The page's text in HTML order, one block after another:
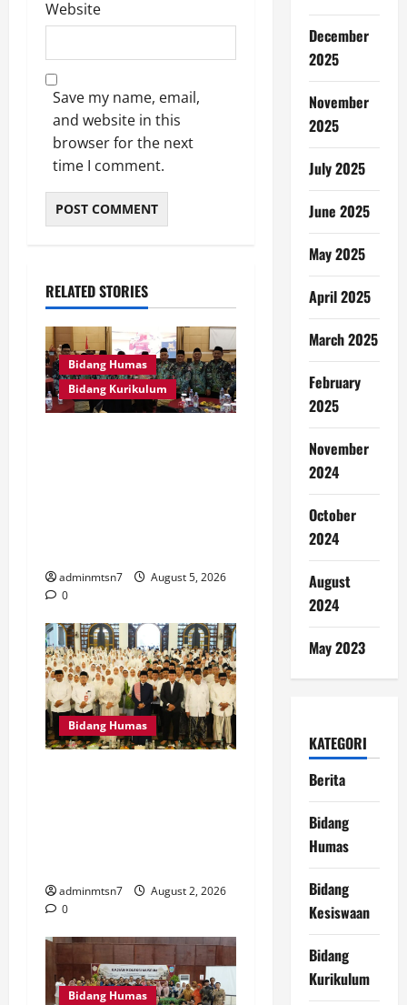
Website
Save my name, email,
and website in this
browser for the next
time I comment.
RELATED STORIES
Bidang Humas
Bidang Kurikulum
adminmtsn7
August 5, 2026
0
Bidang Humas
adminmtsn7
August 2, 2026
0
Bidang Humas
December
2025
November
2025
July 2025
June 2025
May 2025
April 2025
March 2025
February
2025
November
2024
October
2024
August
2024
May 2023
KATEGORI
Berita
Bidang
Humas
Bidang
Kesiswaan
Bidang
Kurikulum